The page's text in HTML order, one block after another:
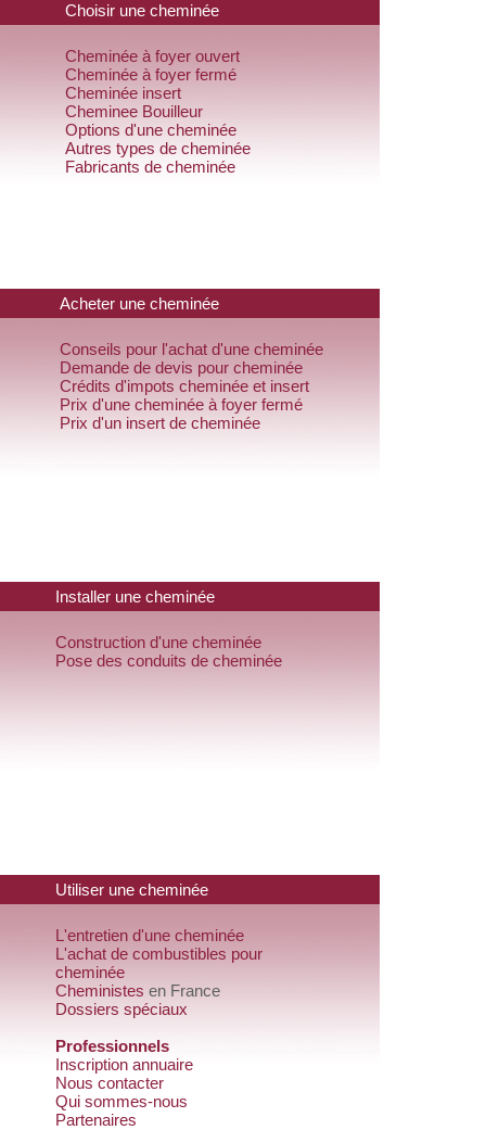
Choisir une cheminée
Cheminée à foyer ouvert
Cheminée à foyer fermé
Cheminée insert
Cheminee Bouilleur
Options d'une cheminée
Autres types de cheminée
Fabricants de cheminée
Acheter une cheminée
Conseils pour l'achat d'une cheminée
Demande de devis pour cheminée
Crédits d'impots cheminée et insert
Prix d'une cheminée à foyer fermé
Prix d'un insert de cheminée
Installer une cheminée
Construction d'une cheminée
Pose des conduits de cheminée
Utiliser une cheminée
L'entretien d'une cheminée
L'achat de combustibles pour
cheminée
Cheministes en France
Dossiers spéciaux
Professionnels
Inscription annuaire
Nous contacter
Qui sommes-nous
Partenaires